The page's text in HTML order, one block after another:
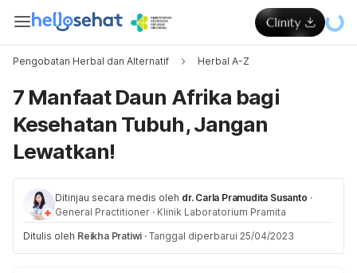
Pengobatan Herbal dan Alternatif Herbal A-Z
7 Manfaat Daun Afrika bagi
Kesehatan Tubuh, Jangan
Lewatkan!
Ditinjau secara medis oleh dr. Carla Pramudita Susanto ·
General Practitioner · Klinik Laboratorium Pramita
Ditulis oleh Reikha Pratiwi · Tanggal diperbarui 25/04/2023